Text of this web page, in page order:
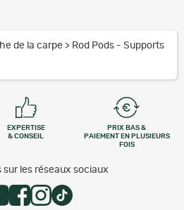
de la carpe > Rod Pods - Supports
EXPERTISE
& CONSEIL
PRIX BAS &
PAIEMENT EN PLUSIEURS
FOIS
les réseaux sociaux